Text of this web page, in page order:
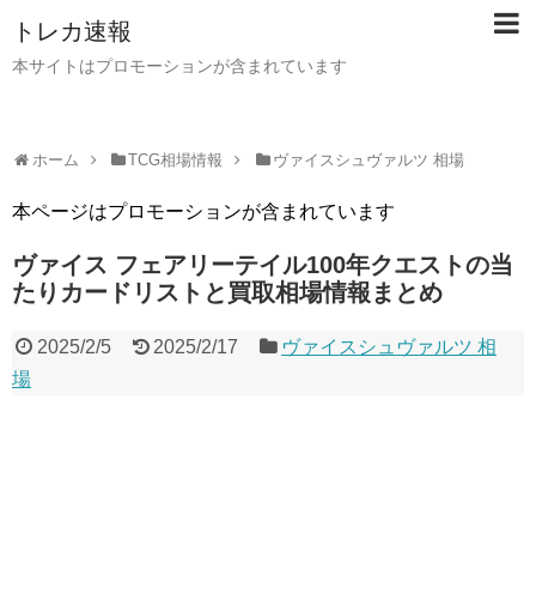
トレカ速報
本サイトはプロモーションが含まれています
ホーム TCG相場情報 ヴァイスシュヴァルツ 相場
本ページはプロモーションが含まれています
ヴァイス フェアリーテイル100年クエストの当
たりカードリストと買取相場情報まとめ
2025/2/5 2025/2/17
ヴァイスシュヴァルツ 相
場